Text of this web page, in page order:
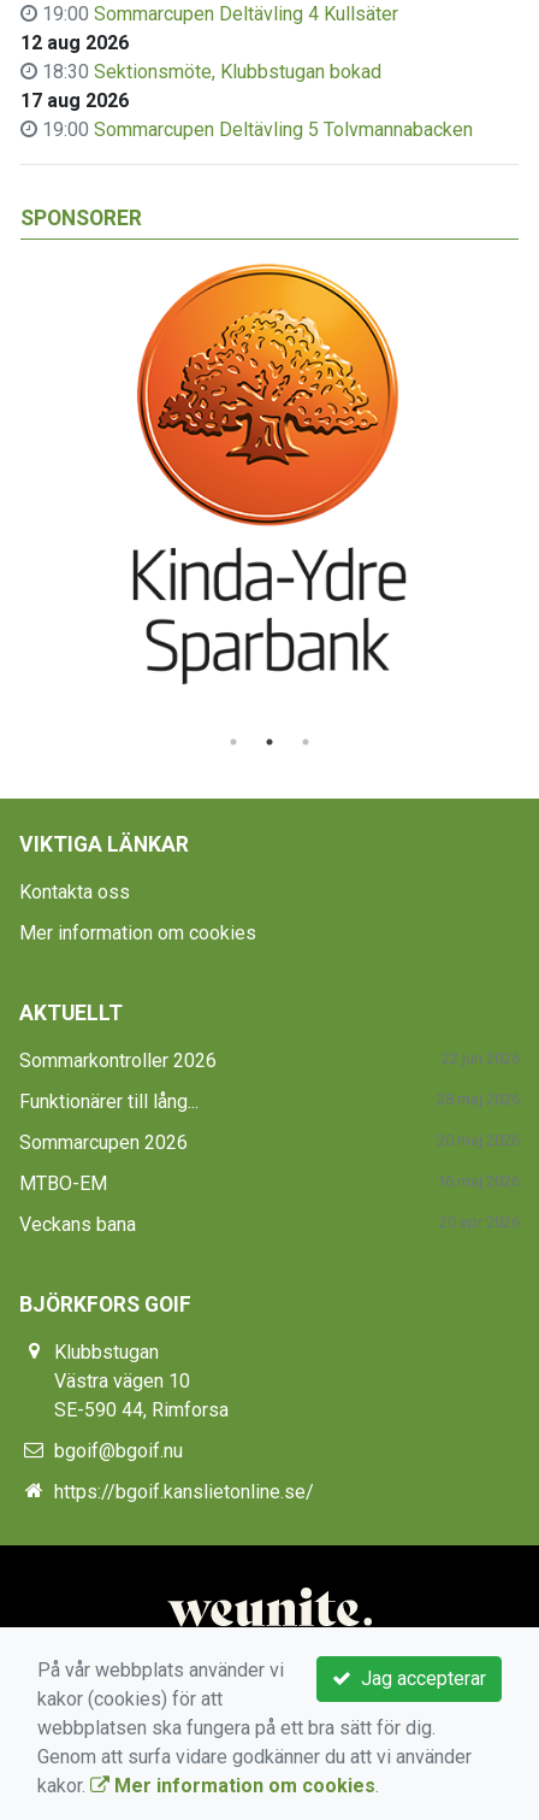
19:00 Sommarcupen Deltävling 4 Kullsäter
12 aug 2026
18:30 Sektionsmöte, Klubbstugan bokad
17 aug 2026
19:00 Sommarcupen Deltävling 5 Tolvmannabacken
SPONSORER
VIKTIGA LÄNKAR
Kontakta oss
Mer information om cookies
AKTUELLT
Sommarkontroller 2026 22 jun 2026
Funktionärer till lång... 28 maj 2026
Sommarcupen 2026 20 maj 2026
MTBO-EM 16 maj 2026
Veckans bana 20 apr 2026
BJÖRKFORS GOIF
Klubbstugan
Västra vägen 10
SE-590 44, Rimforsa
bgoif@bgoif.nu
https://bgoif.kanslietonline.se/
Jag accepterar
På vår webbplats använder vi
kakor (cookies) för att
webbplatsen ska fungera på ett bra sätt för dig.
Genom att surfa vidare godkänner du att vi använder
kakor.
Mer information om cookies.